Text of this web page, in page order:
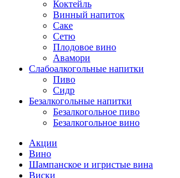
Коктейль
Винный напиток
Саке
Сетю
Плодовое вино
Авамори
Слабоалкогольные напитки
Пиво
Сидр
Безалкогольные напитки
Безалкогольное пиво
Безалкогольное вино
Акции
Вино
Шампанское и игристые вина
Виски